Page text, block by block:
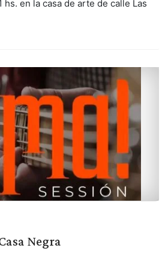
hs. en la casa de arte de calle Las
Negra